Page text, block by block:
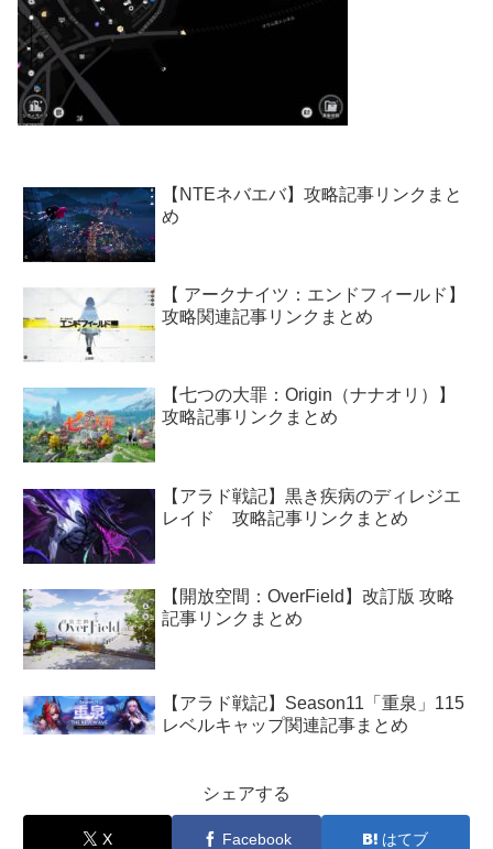
【NTEネバエバ】攻略記事リンクまと
め
【 アークナイツ：エンドフィールド】
攻略関連記事リンクまとめ
【七つの大罪：Origin（ナナオリ）】
攻略記事リンクまとめ
【アラド戦記】黒き疾病のディレジエ
レイド 攻略記事リンクまとめ
【開放空間：OverField】改訂版 攻略
記事リンクまとめ
【アラド戦記】Season11「重泉」115
レベルキャップ関連記事まとめ
シェアする
X Facebook はてブ